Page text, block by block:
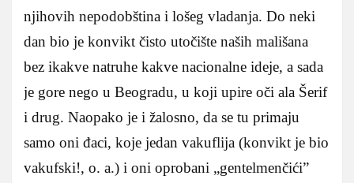
njihovih nepodobština i lošeg vladanja. Do neki
dan bio je konvikt čisto utočište naših mališana
bez ikakve natruhe kakve nacionalne ideje, a sada
je gore nego u Beogradu, u koji upire oči ala Šerif
i drug. Naopako je i žalosno, da se tu primaju
samo oni đaci, koje jedan vakuflija (konvikt je bio
vakufski!, o. a.) i oni oprobani „gentelmenčići”